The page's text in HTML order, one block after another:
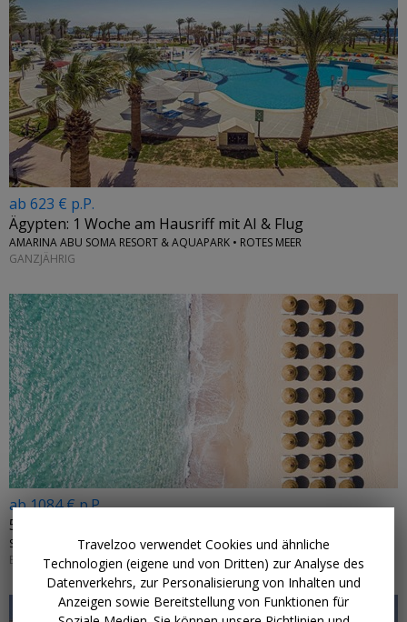
ab 623 € p.P.
Ägypten: 1 Woche am Hausriff mit AI & Flug
AMARINA ABU SOMA RESORT & AQUAPARK • ROTES MEER
GANZJÄHRIG
ab 1084 € p.P.
5*-Steigenberger am Roten Meer mit HP & Flug
STEIGENBERGER GOLF RESORT • ÄGYPTEN
BIS APRIL 2027
Travelzoo verwendet Cookies und ähnliche
Technologien (eigene und von Dritten) zur Analyse des
Datenverkehrs, zur Personalisierung von Inhalten und
Anzeigen sowie Bereitstellung von Funktionen für